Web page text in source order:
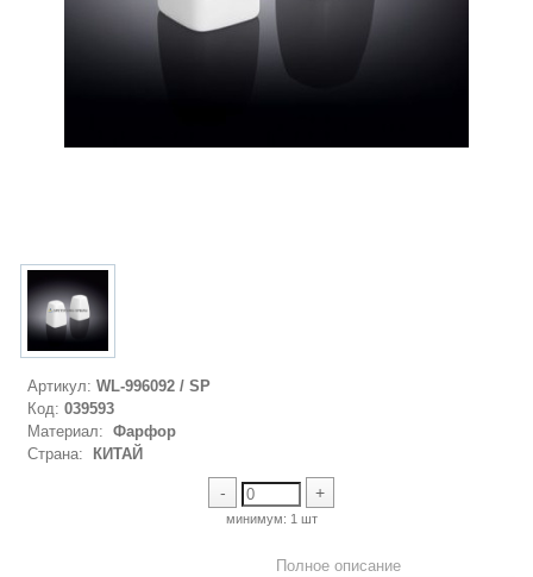
Артикул:WL-996092 / SP
Код:039593
Материал:
Фарфор
Страна:
КИТАЙ
- +
минимум: 1 шт
Полное описание